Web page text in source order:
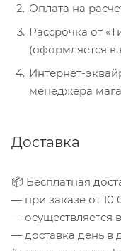
Оплата на
Рассрочка от
(оформляется
Интернет-
менеджера
Доставка
📦 Бесплатная
— при заказе от 10
— осуществляется
— доставка день в